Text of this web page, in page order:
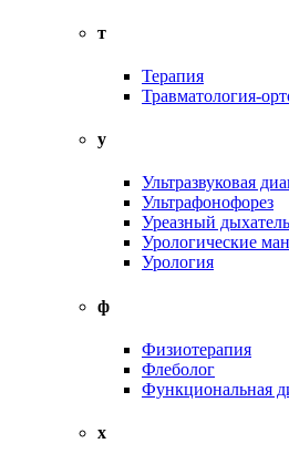
т
Терапия
Травматология-
у
Ультразвуковая
Ультрафонофорез
Уреазный
Урологические
Урология
ф
Физиотерапия
Флеболог
Функциональная
х